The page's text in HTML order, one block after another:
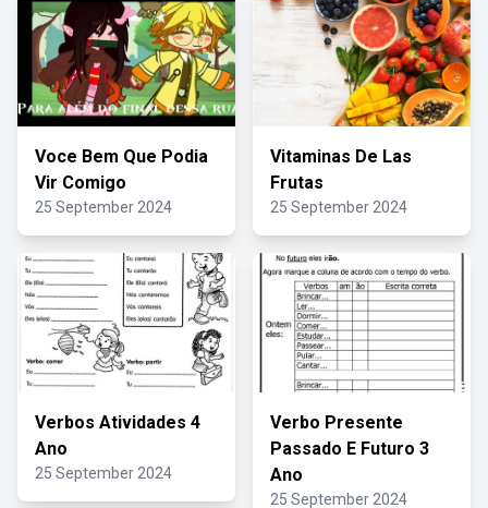
Voce Bem Que Podia
Vir Comigo
25 September 2024
Vitaminas De Las
Frutas
25 September 2024
Verbos Atividades 4
Ano
25 September 2024
Verbo Presente
Passado E Futuro 3
Ano
25 September 2024